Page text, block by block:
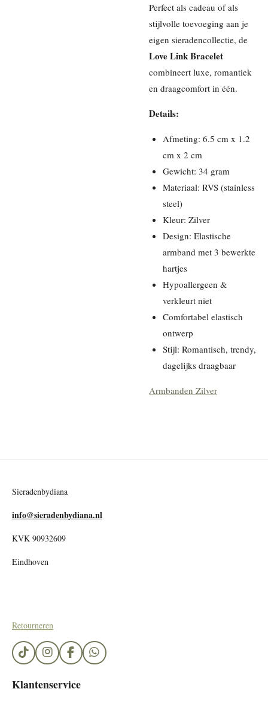
Perfect als cadeau of als
stijlvolle toevoeging aan je
eigen sieradencollectie, de
Love Link Bracelet
combineert luxe, romantiek
en draagcomfort in één.
Details:
Afmeting: 6.5 cm x 1.2
cm x 2 cm
Gewicht: 34 gram
Materiaal: RVS (stainless
steel)
Kleur: Zilver
Design: Elastische
armband met 3 bewerkte
hartjes
Hypoallergeen &
verkleurt niet
Comfortabel elastisch
ontwerp
Stijl: Romantisch, trendy,
dagelijks draagbaar
Armbanden Zilver
Sieradenbydiana
info@sieradenbydiana.nl
KVK 90932609
Eindhoven
Retourneren
T
i
T
I
n
t
F
a
c
e
W
h
Klantenservice